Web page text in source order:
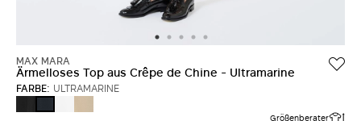
MAX MARA
Ärmelloses Top aus Crêpe de Chine - Ultramarine
FARBE: ULTRAMARINE
SCHWARZ
Größenberater